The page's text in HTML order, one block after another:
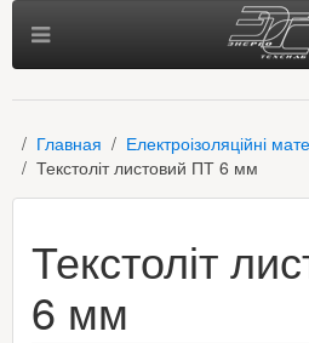
Главная Електроізоляційні
Текстоліт листовий ПТ 6 мм
Текстоліт
6 мм